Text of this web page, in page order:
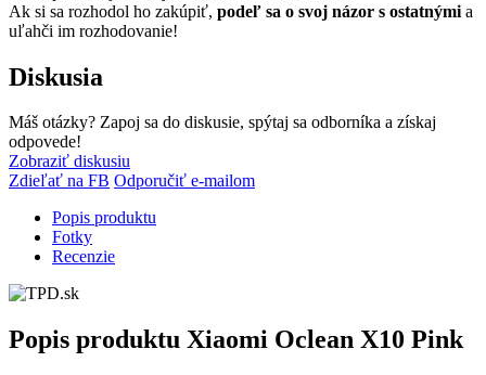
Ak si sa rozhodol ho zakúpiť, podeľ sa o svoj názor s ostatnými a
uľahči im rozhodovanie!
Diskusia
Máš otázky? Zapoj sa do diskusie, spýtaj sa odborníka a získaj
odpovede!
Zobraziť diskusiu
Zdieľať na FB Odporučiť e-mailom
Popis produktu
Fotky
Recenzie
Popis produktu Xiaomi Oclean X10 Pink